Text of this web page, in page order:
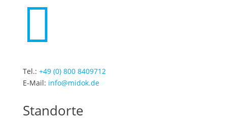

Tel.: +49 (0) 800 8409712
E-Mail: info@midok.de
Standorte